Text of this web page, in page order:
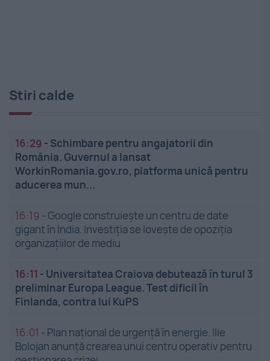
Stiri calde
16:29 - Schimbare pentru angajatorii din
România. Guvernul a lansat
WorkinRomania.gov.ro, platforma unică pentru
aducerea mun...
16:19 -Google construiește un centru de date
gigant în India. Investiția se lovește de opoziția
organizațiilor de mediu
16:11 - Universitatea Craiova debutează în turul 3
preliminar Europa League. Test dificil în
Finlanda, contra lui KuPS
16:01 - Plan național de urgență în energie. Ilie
Bolojan anunță crearea unui centru operativ pentru